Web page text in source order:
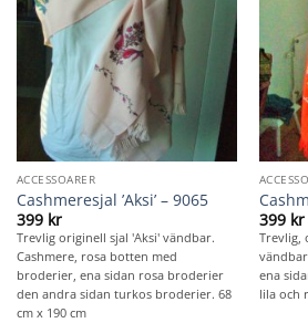
ACCESSOARER
Cashmeresjal ’Aksi’ – 9065
399 kr
Trevlig originell sjal 'Aksi' vändbar.
Cashmere, rosa botten med
broderier, ena sidan rosa broderier
den andra sidan turkos broderier. 68
cm x 190 cm
399 kr
Trevlig,
ena
lila och